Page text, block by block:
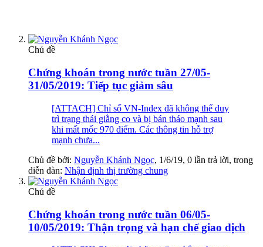
Chủ đề
Chứng khoán trong nước tuần 27/05-
31/05/2019: Tiếp tục giảm sâu
[ATTACH] Chỉ số VN-Index đã không thể duy
trì trạng thái giằng co và bị bán tháo mạnh sau
khi mất mốc 970 điểm. Các thông tin hỗ trợ
mạnh chưa...
Chủ đề bởi: Nguyễn Khánh Ngọc, 1/6/19, 0 lần trả lời, trong
diễn đàn: Nhận định thị trường chung
Chủ đề
Chứng khoán trong nước tuần 06/05-
10/05/2019: Thận trọng và hạn chế giao dịch